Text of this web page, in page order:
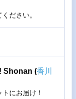
ださい。
Shonan (香川
にお届け！